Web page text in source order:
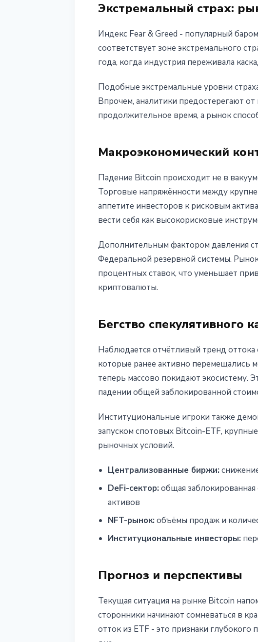
Экстремальный страх:
Индекс Fear & Greed - популярный
соответствует зоне экстремального
года, когда индустрия переживала
Подобные экстремальные уровни
Впрочем, аналитики предостерегают
продолжительное время, а рынок
Макроэкономический
Падение Bitcoin происходит не в
Торговые напряжённости между
аппетите инвесторов к рисковым
вести себя как высокорисковые
Дополнительным фактором давления
Федеральной резервной системы.
процентных ставок, что уменьшает
криптовалюты.
Бегство спекулятивного
Наблюдается отчётливый тренд оттока
которые ранее активно перемещались
теперь массово покидают экосистему.
падении общей заблокированной
Институциональные игроки также
запуском спотовых Bitcoin-ETF,
рыночных условий.
Централизованные биржи:
DeFi-сектор:общая
активов
NFT-рынок:объёмы продаж и
Институциональные инвесторы:
Прогноз и перспективы
Текущая ситуация на рынке Bitcoin
сторонники начинают сомневаться в
отток из ETF - это признаки